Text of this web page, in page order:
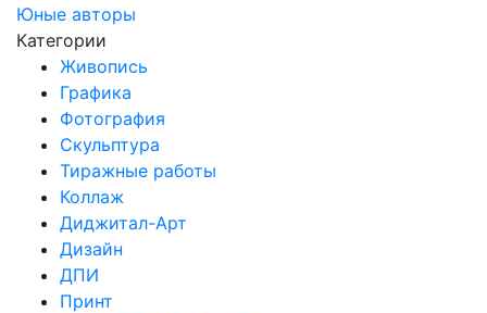
Юные авторы
Категории
Живопись
Графика
Фотография
Скульптура
Тиражные работы
Коллаж
Диджитал-Арт
Дизайн
ДПИ
Принт